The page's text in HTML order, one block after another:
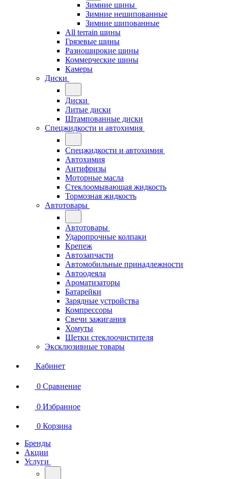
Зимние шины
Зимние нешипованные
Зимние шипованные
All terrain шины
Грязевые шины
Разноширокие шины
Коммерческие шины
Камеры
Диски
Диски
Литые диски
Штампованные диски
Спецжидкости и автохимия
Спецжидкости и автохимия
Автохимия
Антифризы
Моторные масла
Стеклоомывающая жидкость
Тормозная жидкость
Автотовары
Автотовары
Ударопрочные колпаки
Крепеж
Автозапчасти
Автомобильные принадлежности
Автоодеяла
Ароматизаторы
Батарейки
Зарядные устройства
Компрессоры
Свечи зажигания
Хомуты
Щетки стеклоочистителя
Эксклюзивные товары
Кабинет
0 Сравнение
0 Избранное
0 Корзина
Бренды
Акции
Услуги